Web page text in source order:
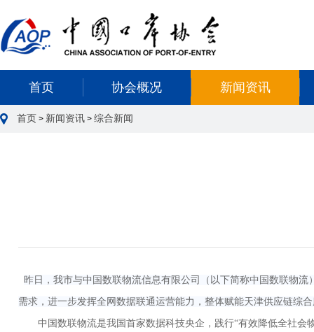
首页 协会概况 新闻资讯
首页 > 新闻资讯 > 综合新闻
昨日，我市与中国数联物流信息有限公司（以下简称中国数联物
需求，进一步发挥全网数据联通运营能力，整体赋能天津供应链综
中国数联物流是我国首家数据科技央企，践行“有效降低全社会